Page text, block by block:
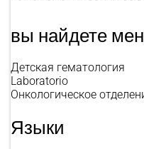
вы найдете
Детская гематология
Laboratorio
Онкологическое
Языки